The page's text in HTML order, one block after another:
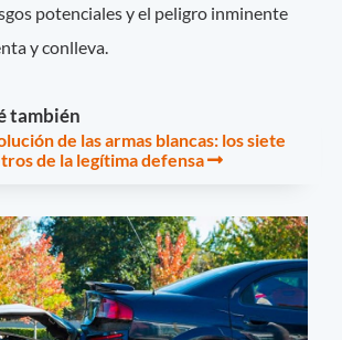
potenciales y el peligro inminente
y conlleva.
también
de las armas blancas: los siete
de la legítima defensa